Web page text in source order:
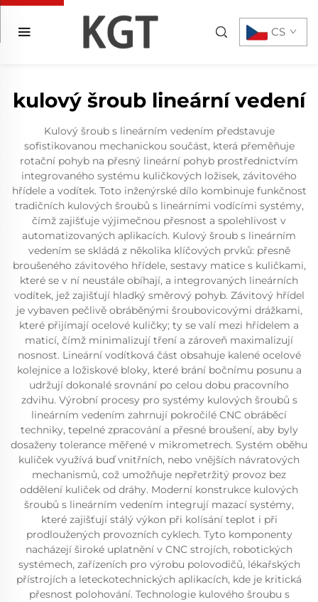
CS
kulový šroub lineární vedení
Kulový šroub s lineárním vedením představuje
sofistikovanou mechanickou součást, která přeměňuje
rotační pohyb na přesný lineární pohyb prostřednictvím
integrovaného systému kuličkových ložisek, závitového
hřídele a vodítek. Toto inženýrské dílo kombinuje funkčnost
tradičních kulových šroubů s lineárními vodícími systémy,
čímž zajišťuje výjimečnou přesnost a spolehlivost v
automatizovaných aplikacích. Kulový šroub s lineárním
vedením se skládá z několika klíčových prvků: přesně
broušeného závitového hřídele, sestavy matice s kuličkami,
které se v ní neustále obíhají, a integrovaných lineárních
vodítek, jež zajišťují hladký směrový pohyb. Závitový hřídel
je vybaven pečlivě obráběnými šroubovicovými drážkami,
které přijímají ocelové kuličky; ty se valí mezi hřídelem a
maticí, čímž minimalizují tření a zároveň maximalizují
nosnost. Lineární vodítková část obsahuje kalené ocelové
kolejnice a ložiskové bloky, které brání bočnímu posunu a
udržují dokonalé srovnání po celou dobu pracovního
zdvihu. Výrobní procesy pro systémy kulových šroubů s
lineárním vedením zahrnují pokročilé CNC obráběcí
techniky, tepelné zpracování a přesné broušení, aby byly
dosaženy tolerance měřené v mikrometrech. Systém oběhu
kuliček využívá buď vnitřních, nebo vnějších návratových
mechanismů, což umožňuje nepřetržitý provoz bez
oddělení kuliček od dráhy. Moderní konstrukce kulových
šroubů s lineárním vedením integrují mazací systémy,
které zajišťují stálý výkon při kolísání teplot i při
prodloužených provozních cyklech. Tyto komponenty
nacházejí široké uplatnění v CNC strojích, robotických
systémech, zařízeních pro výrobu polovodičů, lékařských
přístrojích a leteckotechnických aplikacích, kde je kritická
přesnost polohování. Technologie kulového šroubu s